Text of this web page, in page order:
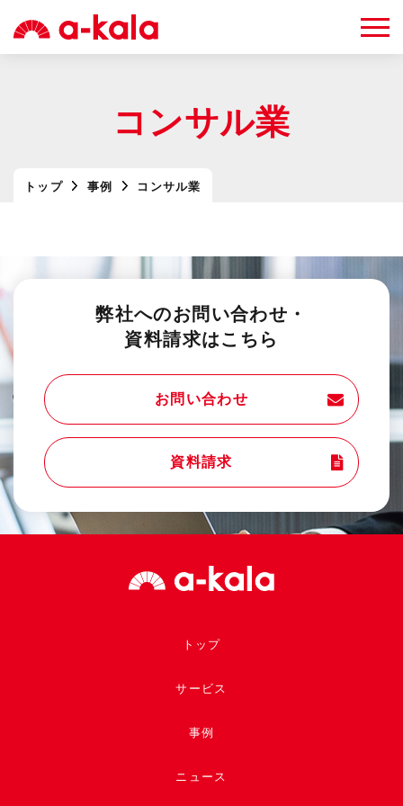
トップ 事例 コンサル業
コンサル業
弊社へのお問い合わせ・
資料請求はこちら
お問い合わせ
資料請求
トップ
サービス
事例
ニュース